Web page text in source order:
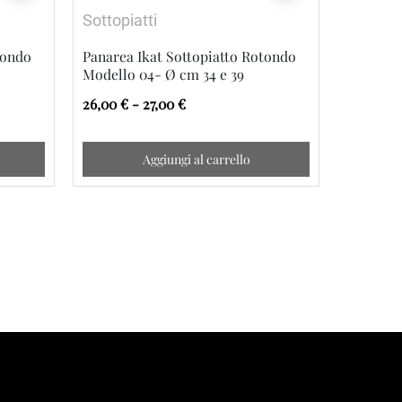
Sottopiatti
Panarea Ikat Sottopiatto Rotondo
Modello 04- Ø cm 34 e 39
26,00 € - 27,00 €
Aggiungi al carrello